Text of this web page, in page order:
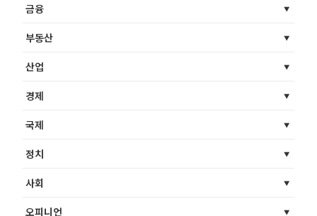
금융
부동산
산업
경제
국제
정치
사회
오피니언